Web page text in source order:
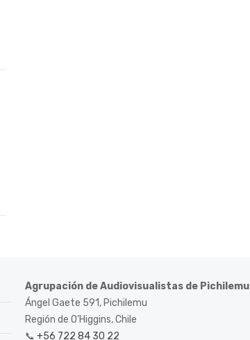
Agrupación de Audiovisualistas de Pichilemu
Ángel Gaete 591, Pichilemu
Región de O’Higgins, Chile
📞 +56 722 84 30 22